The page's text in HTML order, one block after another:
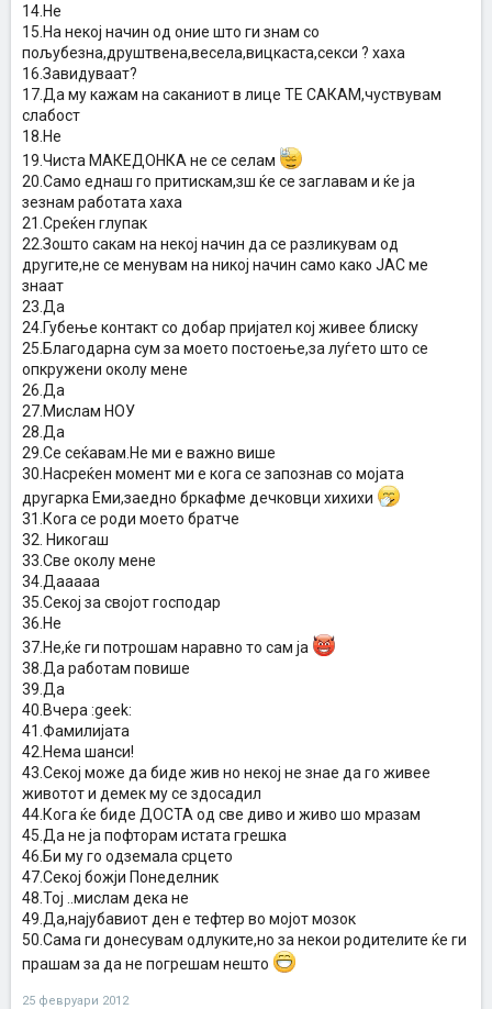
14.Не
15.На некој начин од оние што ги знам со
пољубезна,друштвена,весела,вицкаста,секси ? хаха
16.Завидуваат?
17.Да му кажам на саканиот в лице ТЕ САКАМ,чуствувам
слабост
18.Не
19.Чиста МАКЕДОНКА не се селам
20.Само еднаш го притискам,зш ќе се заглавам и ќе ја
зезнам работата хаха
21.Среќен глупак
22.Зошто сакам на некој начин да се разликувам од
другите,не се менувам на никој начин само како ЈАС ме
знаат
23.Да
24.Губење контакт со добар пријател кој живее блиску
25.Благодарна сум за моето постоење,за луѓето што се
опкружени околу мене
26.Да
27.Мислам НОУ
28.Да
29.Се сеќавам.Не ми е важно више
30.Насреќен момент ми е кога се запознав со мојата
другарка Еми,заедно бркафме дечковци хихихи
31.Кога се роди моето братче
32. Никогаш
33.Све околу мене
34.Дааааа
35.Секој за својот господар
36.Не
37.Не,ќе ги потрошам наравно то сам ја
38.Да работам повише
39.Да
40.Вчера :geek:
41.Фамилијата
42.Нема шанси!
43.Секој може да биде жив но некој не знае да го живее
животот и демек му се здосадил
44.Кога ќе биде ДОСТА од све диво и живо шо мразам
45.Да не ја пофторам истата грешка
46.Би му го одземала срцето
47.Секој божји Понеделник
48.Тој ..мислам дека не
49.Да,најубавиот ден е тефтер во мојот мозок
50.Сама ги донесувам одлуките,но за некои родителите ќе ги
прашам за да не погрешам нешто
25 февруари 2012